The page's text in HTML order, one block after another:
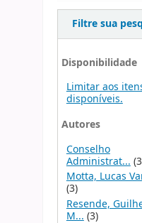
Filtre sua
Disponibilidade
Limitar aos
disponíveis.
Autores
Conselho
Administrat...
Motta, Lucas
(3)
Resende,
M... (3)